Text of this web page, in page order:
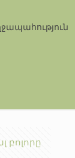
բոլորը